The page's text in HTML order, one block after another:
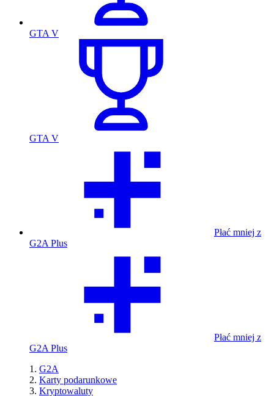
GTA V
GTA V
Płać mniej z
G2A Plus
Płać mniej z
G2A Plus
G2A
Karty podarunkowe
Kryptowaluty